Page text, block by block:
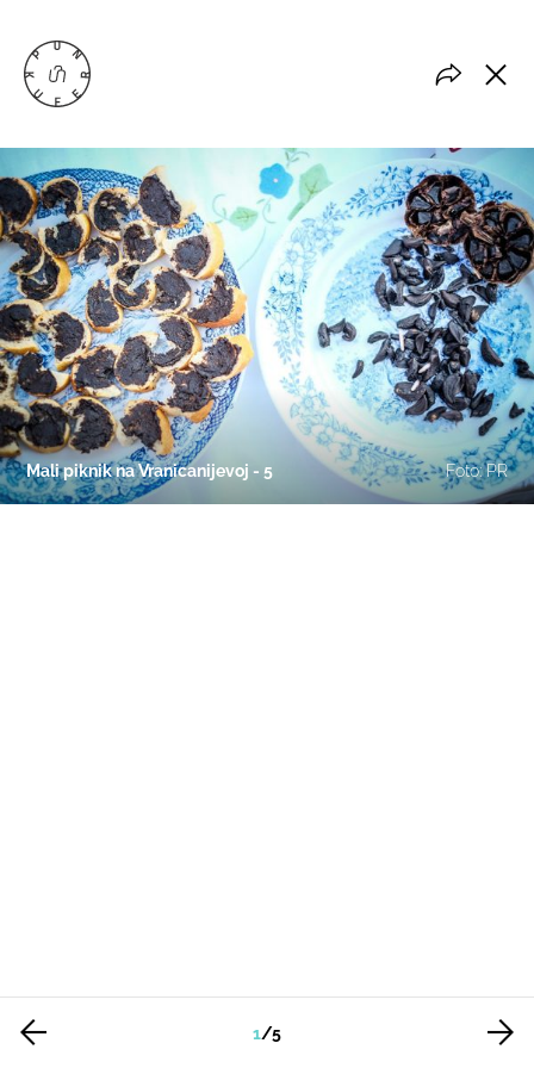
Mali piknik na Vranicanijevoj - 5 Foto: PR
1/5